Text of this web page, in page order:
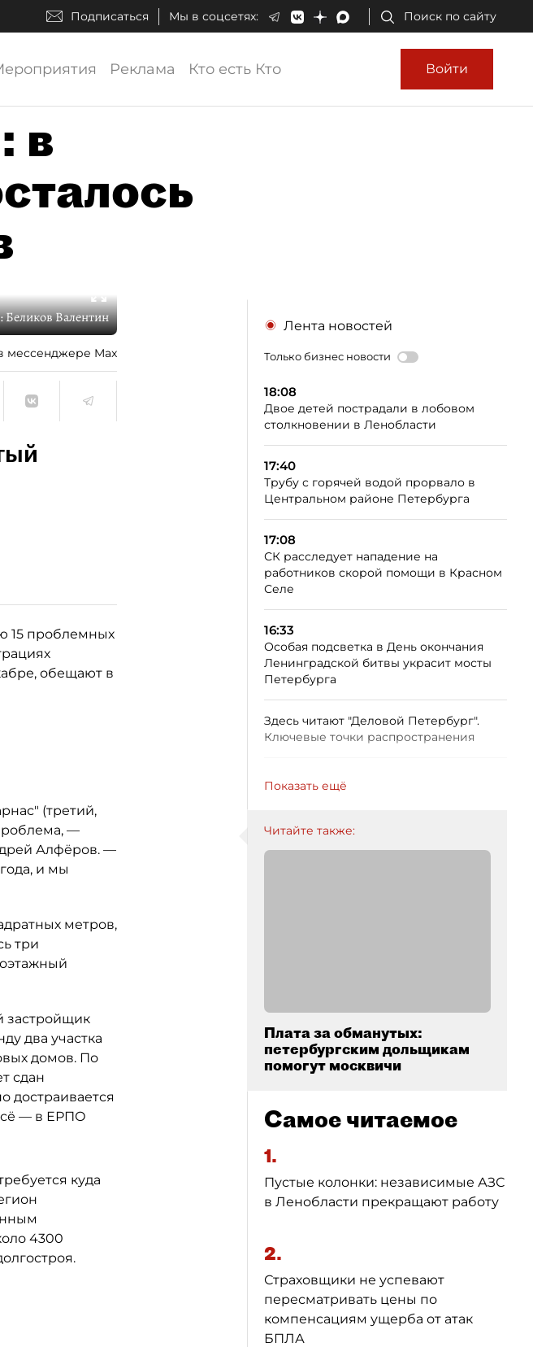
Подписаться Мы в соцсетях: Поиск по сайту
Реклама Кто есть Кто Войти
в
Беликов Валентин
мессенджере Max
15 проблемных
обещают в
(третий,
—
Алфёров. —
и мы
метров,
три
застройщик
два участка
домов. По
сдан
достраивается
— в ЕРПО
куда
4300
Лента новостей
Только бизнес новости
18:08
Двое детей пострадали в лобовом
столкновении в Ленобласти
17:40
Трубу с горячей водой прорвало в
Центральном районе Петербурга
17:08
СК расследует нападение на
работников скорой помощи в Красном
Селе
16:33
Особая подсветка в День окончания
Ленинградской битвы украсит мосты
Петербурга
Здесь читают "Деловой Петербург".
Ключевые точки распространения
Показать ещё
Читайте также:
Плата за обманутых:
петербургским дольщикам
помогут москвичи
Самое читаемое
1.
Пустые колонки: независимые АЗС
в Ленобласти прекращают работу
2.
Страховщики не успевают
пересматривать цены по
компенсациям ущерба от атак
БПЛА